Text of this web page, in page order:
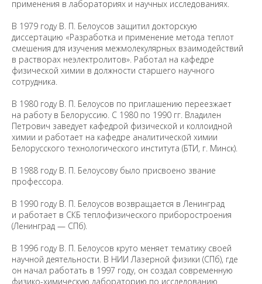
применения в лабораториях и научных исследованиях.
В 1979 году В. П. Белоусов защитил докторскую
диссертацию «Разработка и применение метода теплот
смешения для изучения межмолекулярных взаимодействий
в растворах неэлектролитов». Работал на кафедре
физической химии в должности старшего научного
сотрудника.
В 1980 году В. П. Белоусов по приглашению переезжает
на работу в Белоруссию. С 1980 по 1990 гг. Владилен
Петрович заведует кафедрой физической и коллоидной
химии и работает на кафедре аналитической химии
Белорусского технологического института (БТИ, г. Минск).
В 1988 году В. П. Белоусову было присвоено звание
профессора.
В 1990 году В. П. Белоусов возвращается в Ленинград
и работает в СКБ теплофизического приборостроения
(Ленинград — СПб).
В 1996 году В. П. Белоусов круто меняет тематику своей
научной деятельности. В НИИ Лазерной физики (СПб), где
он начал работать в 1997 году, он создал современную
физико-химическую лабораторию по исследованию